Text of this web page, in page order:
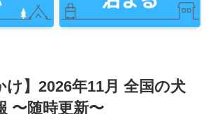
け】2026年11月 全国の犬
〜随時更新〜